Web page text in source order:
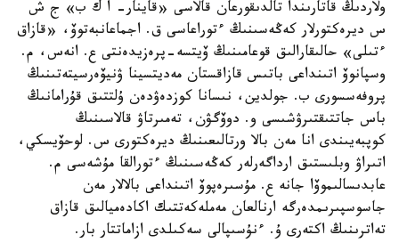
ولاردىڭ قاتارىندا تالدىقورعان قالاسى «قاينار- ا ك ب» ج ش
س ديرەكتورلار كەڭەسىنىڭ ءتوراعاسى ق. اجماعانبەتوۆ، «قازاق
ءتىلى» حالىقارالىق قوعامىنىڭ ۆيتسە-پرەزيدەنتى ع. انەس، م.
وسپانوۆ اتىنداعى باتىس قازاقستان مەديتسينا ۋنيۆەرسيتەتىنىڭ
پروفەسسورى ب. جولدين، نىسانا كوزدەۋدەن ۇلتتىق قۇرامانىڭ
باس جاتتىقتىرۋشىسى و. دوۆگۋن، تەمىرتاۋ قالاسىنىڭ
كوپبەيىندى انا مەن بالا ورتالىعىنىڭ ديرەكتورى س. لوحۆيسكي،
اتىراۋ وبلىستىق ارداگەرلەر كەڭەسىنىڭ ءتورالقا مۇشەسى م.
عابدىسالىموۆا جانە ع. مۇسىرەپوۆ اتىنداعى بالالار مەن
جاسوسپىرىمدەرگە ارنالعان مەملەكەتتىك اكادەميالىق قازاق
تەاترىنىڭ اكتەرى ۇ. ءنۇسىپالى سەكىلدى ازاماتتار بار.